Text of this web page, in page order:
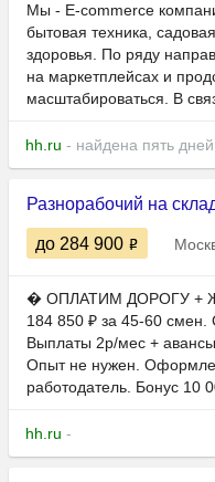
Мы - E-commerce
бытовая техника,
здоровья. По ряду
на маркетплейсах и
масштабироваться. В
hh.ru - найдена пять
Разнорабочий на
до 284 900
� ОПЛАТИМ ДОРОГУ +
184 850 ₽ за 45-60 смен.
Выплаты 2р/мес +
Опыт не нужен.
работодатель. Бонус 10
hh.ru -